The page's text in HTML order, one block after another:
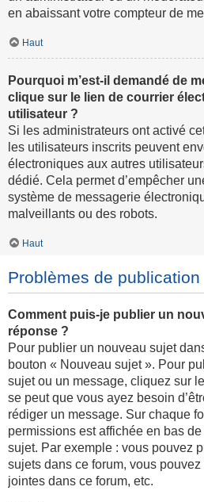
en abaissant votre compteur de
Haut
Pourquoi m’est-il demandé de
clique sur le lien de courrier
utilisateur ?
Si les administrateurs ont activé
les utilisateurs inscrits peuvent
électroniques aux autres
dédié. Cela permet d’empêcher
système de messagerie
malveillants ou des robots.
Haut
Problèmes de publication
Comment puis-je publier un
réponse ?
Pour publier un nouveau sujet
bouton « Nouveau sujet ». Pour
sujet ou un message, cliquez sur
se peut que vous ayez besoin
rédiger un message. Sur chaque
permissions est affichée en bas de
sujet. Par exemple : vous pouvez
sujets dans ce forum, vous
jointes dans ce forum, etc.